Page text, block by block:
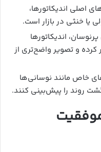
اصلی اندیکاتورها،
یا خنثی در بازار است.
پرنوسان، اندیکاتورها
کرده و تصویر واضح‌تری از
خاص مانند نوسانی‌ها